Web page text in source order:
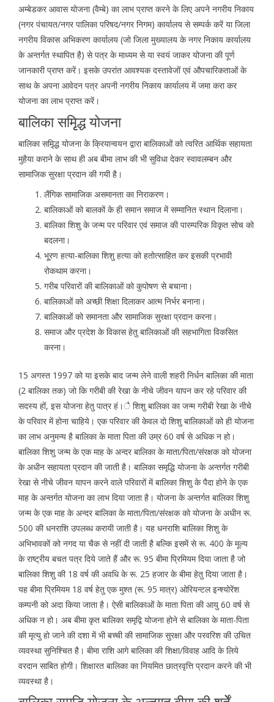
अम्बेडकर आवास योजना (वैम्बे) का लाभ प्राप्त करने के लिए अपने नगरीय निकाय
(नगर पंचायत/नगर पालिका परिषद/नगर निगम) कार्यालय से सम्पर्क करें या जिला
नगरीय विकास अभिकरण कार्यालय (जो जिला मुख्यालय के नगर निकाय कार्यालय
के अन्तर्गत स्थापित है) से पत्र के माध्यम से या स्वयं जाकर योजना की पूर्ण
जानकारी प्राप्त करें। इसके उपरांत आवश्यक दस्तावेजों एवं औपचारिकताओं के
साथ के अपना आवेदन पत्र अपनी नगरीय निकाय कार्यालय में जमा करा कर
योजना का लाभ प्राप्त करें।
बालिका समृृिद्ध योजना
बालिका समृ़िद्ध योजना के क्रियान्वयन द्वारा बालिकाओं को त्वरित आर्थिक सहायता
मुहैया कराने के साथ ही अब बीमा लाभ की भी सुविधा देकर स्वावलम्बन और
सामाजिक सुरक्षा प्रदान की गयी है।
लैंगिक सामाजिक असमानता का निराकरण।
बालिकाओं को बालकों के ही समान समाज में सम्मानित स्थान दिलाना।
बालिका शिशु के जन्म पर परिवार एवं समाज की पारम्परिक विकृत सोच को
बदलना।
भू्रण हत्या-बालिका शिशु हत्या को हतोत्साहित कर इसकी प्रभावी
रोकथाम करना।
गरीब परिवारों की बालिकाओं को कुपोषण से बचाना।
बालिकाओं को अच्छी शिक्षा दिलाकर आत्म निर्भर बनाना।
बालिकाओं को समानता और सामाजिक सुरक्षा प्रदान करना।
समाज और प्रदेश के विकास हेतु बालिकाओं की सहभागिता विकसित
करना।
15 अगस्त 1997 को या इसके बाद जन्म लेने वाली शहरी निर्धन बालिका की माता
(2 बालिका तक) जो कि गरीबी की रेखा के नीचे जीवन यापन कर रहे परिवार की
सदस्य हों, इस योजना हेतु पात्र हं।ै शिशु बालिका का जन्म गरीबी रेखा के नीचे
के परिवार में होना चाहिये। एक परिवार की केवल दो शिशु बालिकाओं को ही योजना
का लाभ अनुमन्य है बालिका के माता पिता की उम्र 60 वर्ष से अधिक न हो।
बालिका शिशु जन्म के एक माह के अन्दर बालिका के माता/पिता/संरक्षक को योजना
के अधीन सहायता प्रदान की जाती है। बालिका समृद्धि योजना के अन्तर्गत गरीबी
रेखा से नीचे जीवन यापन करने वाले परिवारों में बालिका शिशु के पैदा होने के एक
माह के अन्तर्गत योजना का लाभ दिया जाता है। योजना के अन्तर्गत बालिका शिशु
जन्म के एक माह के अन्दर बालिका के माता/पिता/संरक्षक को योजना के अधीन रू.
500 की धनराशि उपलब्ध करायी जाती है। यह धनराशि बालिका शिशु के
अभिभावकों को नगद या चैक से नहीं दी जाती है बल्कि इसमें से रू. 400 के मूल्य
के राष्ट्रीय बचत पत्र दिये जाते हैं और रू. 95 बीमा प्रिमियम दिया जाता है जो
बालिका शिशु की 18 वर्ष की अवधि के रू. 25 हजार के बीमा हेतु दिया जाता है।
यह बीमा प्रिमियम 18 वर्ष हेतु एक मुश्त (रू. 95 मात्र) ओरियन्टल इन्श्योरेंश
कम्पनी को अदा किया जाता है। ऐसी बालिकाओं के माता पिता की आयु 60 वर्ष से
अधिक न हो। अब बीमा कृत बालिका समृद्वि योजना होने से बालिका के माता-पिता
की मृत्यु हो जाने की दशा में भी बच्ची की सामाजिक सुरक्षा और परवरिश की उचित
व्यवस्था सुनिश्चित है। बीमा राशि आगे बालिका की शिक्षा/विवाह आदि के लिये
वरदान साबित होगी। शिक्षारत बालिका का नियमित छात्रवृत्ति प्रदान करने की भी
व्यवस्था है।